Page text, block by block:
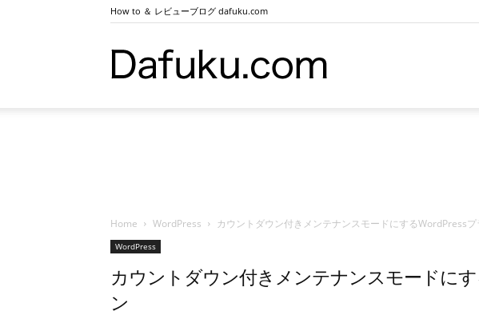
How to ＆ レビューブログ dafuku.com
Home WordPress カウントダウン付きメンテナンスモードにするWordPressプ
WordPress
カウントダウン付きメンテナンスモードに
ン